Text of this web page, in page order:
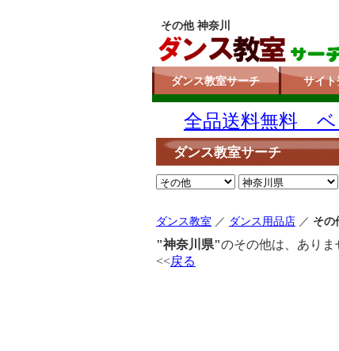
その他 神奈川
ダンス教室サーチ サイ
全品送料無料 ベ
ダンス教室サーチ
ダンス教室 ／ ダンス用品店 ／ その
"神奈川県"のその他は、ありま
<<戻る